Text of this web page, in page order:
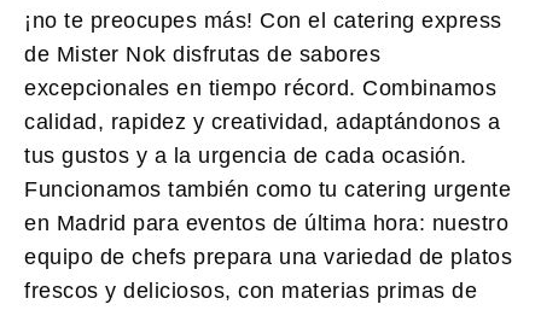
¡no te preocupes más! Con el catering express
de Mister Nok disfrutas de sabores
excepcionales en tiempo récord. Combinamos
calidad, rapidez y creatividad, adaptándonos a
tus gustos y a la urgencia de cada ocasión.
Funcionamos también como tu catering urgente
en Madrid para eventos de última hora: nuestro
equipo de chefs prepara una variedad de platos
frescos y deliciosos, con materias primas de